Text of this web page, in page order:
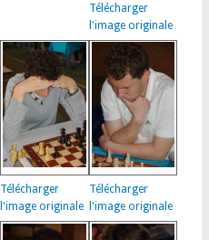
Télécharger
l'image originale
Télécharger
l'image originale
Télécharger
l'image originale